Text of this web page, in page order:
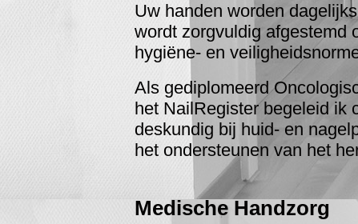
Uw handen worden
wordt zorgvuldig afgestemd
hygiëne- en
Als gediplomeerd
het NailRegister begeleid ik
deskundig bij huid- en
het ondersteunen van het
Medische Handzorg